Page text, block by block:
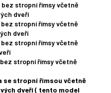
bez stropní římsy včetně
dveří
stropní římsy včetně
dveří
stropní římsy včetně
stropní římsy včetně
se stropní římsou včetně
dveří ( tento model